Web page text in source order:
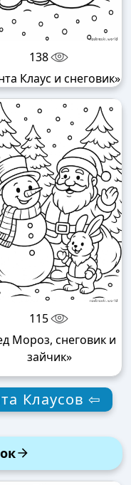
138
Клаус и снеговик»
115
Мороз, снеговик и
зайчик»
Клаусов ⇦